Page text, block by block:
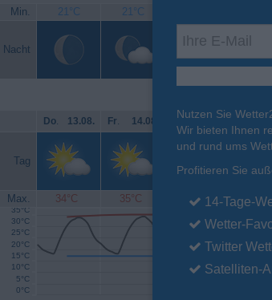
Min. 21°C 21°C
Nacht
Do. 13.08. Fr. 14.08. Sa. 15.08. So.
Tag
Max. 34°C 35°C 35°C 33°C
0°C
5°C
10°C
15°C
20°C
25°C
30°C
35°C
Nutzen Sie
Wir bieten Ihnen
und rund ums
Profitieren Sie
14-Tage-
Wetter-
Twitter
Satelliten-